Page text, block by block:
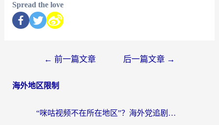
Spread the love
← 前一篇文章 后一篇文章 →
海外地区限制
“咪咕视频不在所在地区”？海外党追剧看片、炒股的救星来了！